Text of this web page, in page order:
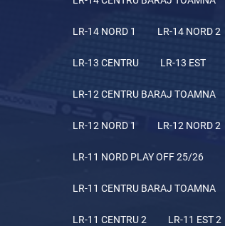
LR-14 NORD 1 LR-14 NORD 2
LR-13 CENTRU LR-13 EST
LR-12 CENTRU BARAJ TOAMNA
LR-12 NORD 1 LR-12 NORD 2
LR-11 NORD PLAY OFF 25/26
LR-11 CENTRU BARAJ TOAMNA
LR-11 CENTRU 2 LR-11 EST 2